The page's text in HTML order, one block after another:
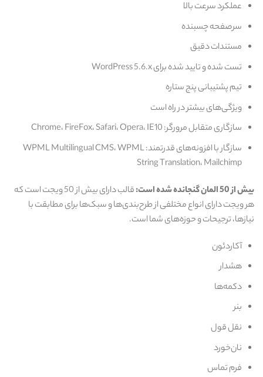
عملکرد سرعت بالا
سرصفحه چسبنده
مستندات دقیق
تست شده و تایید شده برای WordPress 5.6.x
تیم پشتیبانی پنج ستاره
ویژگی‌های بیشتر در راه است
سازگاری متقابل مرورگر: Chrome، FireFox، Safari، Opera، IE10
سازگار با افزونه‌های قدرتمند: WPML Multilingual CMS، WPML
String Translation، Mailchimp
بیش از 50 المان گنجانده شده است:
قالب دارای بیش از 50 ویجت است که
هر ویجت دارای انواع مختلفی از طرح‌بندی‌ها و سبک‌ها برای مطابقت با
نیازها، ترجیحات و حوزه‌های شما است.
آکاردئون
هشدار
دکمه‌ها
بنر
نقل قول
نان‌خورد
فرم تماس